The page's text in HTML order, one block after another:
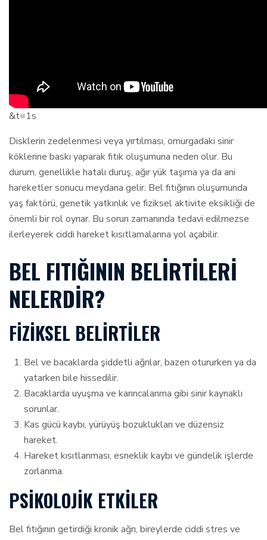
&t=1s
Disklerin zedelenmesi veya yırtılması, omurgadaki sinir
köklerine baskı yaparak fıtık oluşumuna neden olur. Bu
durum, genellikle hatalı duruş, ağır yük taşıma ya da ani
hareketler sonucu meydana gelir. Bel fıtığının oluşumunda
yaş faktörü, genetik yatkınlık ve fiziksel aktivite eksikliği de
önemli bir rol oynar. Bu sorun zamanında tedavi edilmezse
ilerleyerek ciddi hareket kısıtlamalarına yol açabilir.
BEL FITIĞININ BELIRTILERI
NELERDIR?
FIZIKSEL BELIRTILER
Bel ve bacaklarda şiddetli ağrılar, bazen otururken ya da
yatarken bile hissedilir.
Bacaklarda uyuşma ve karıncalanma gibi sinir kaynaklı
sorunlar.
Kas gücü kaybı, yürüyüş bozuklukları ve düzensiz
hareket.
Hareket kısıtlanması, esneklik kaybı ve gündelik işlerde
zorlanma.
PSIKOLOJIK ETKILER
Bel fıtığının getirdiği kronik ağrı, bireylerde ciddi stres ve